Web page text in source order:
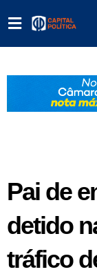
Pai de
detido
tráfico